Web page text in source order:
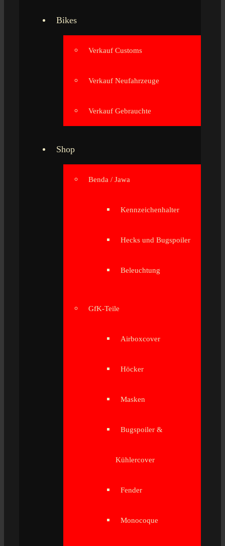
Bikes
Verkauf Customs
Verkauf Neufahrzeuge
Verkauf Gebrauchte
Shop
Benda / Jawa
Kennzeichenhalter
Hecks und Bugspoiler
Beleuchtung
GfK-Teile
Airboxcover
Höcker
Masken
Bugspoiler &
Kühlercover
Fender
Monocoque